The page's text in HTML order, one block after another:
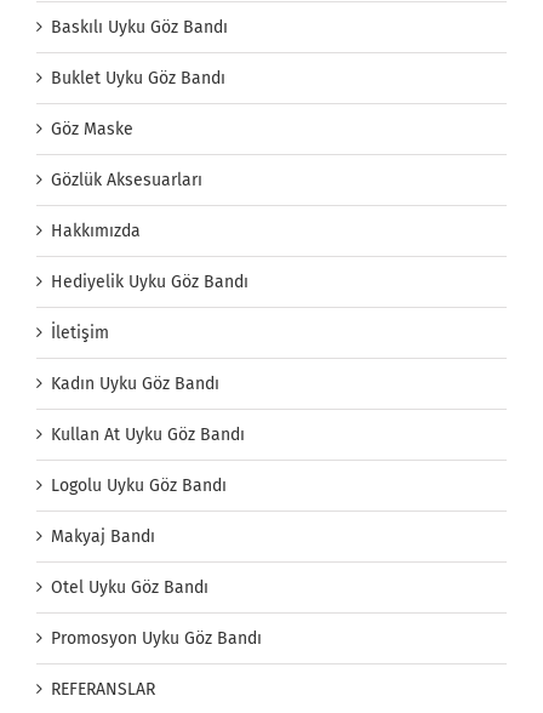
Baskılı Uyku Göz Bandı
Buklet Uyku Göz Bandı
Göz Maske
Gözlük Aksesuarları
Hakkımızda
Hediyelik Uyku Göz Bandı
İletişim
Kadın Uyku Göz Bandı
Kullan At Uyku Göz Bandı
Logolu Uyku Göz Bandı
Makyaj Bandı
Otel Uyku Göz Bandı
Promosyon Uyku Göz Bandı
REFERANSLAR